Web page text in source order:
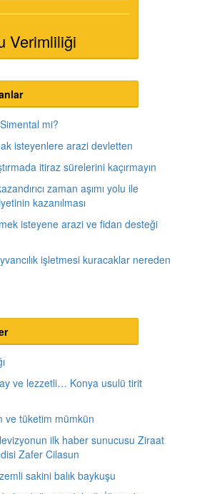
Verimliliği
mi?
isteyenlere arazi devletten
itiraz sürelerini kaçırmayın
zaman aşımı yolu ile
kazanılması
isteyene arazi ve fidan desteği
işletmesi kuracaklar nereden
ve lezzetli… Konya usulü tirit
ve tüketim mümkün
ilk haber sunucusu Ziraat
Zafer Cilasun
sakini balık baykuşu